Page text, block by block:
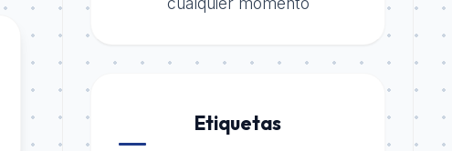
Etiquetas